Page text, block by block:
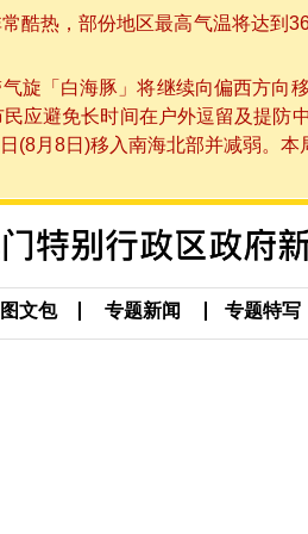
酷热，部份地区最高气温将达
旋「白海豚」将继续向偏西方
应避免长时间在户外逗留及提防
(8月8日)移入南海北部并减弱。
图文包 专题新闻 专题特写